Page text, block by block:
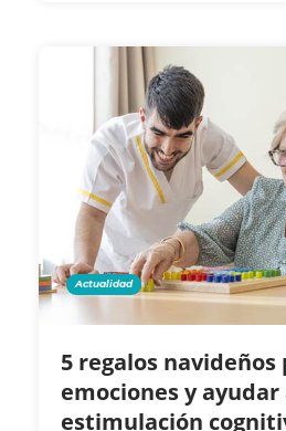
Actualidad
5 regalos
emociones y ayudar
estimulación